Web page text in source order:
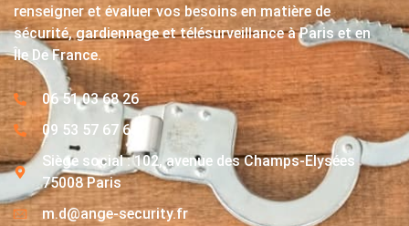
renseigner et évaluer vos besoins en matière de
sécurité, gardiennage et télésurveillance à Paris et en
Île De France.
06 51 03 68 26
09 53 57 67 63
Siège social : 102, avenue des Champs-Elysées
75008 Paris
m.d@ange-security.fr